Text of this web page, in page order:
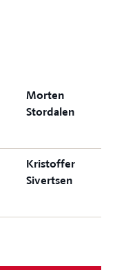
Morten
Stordalen
Kristoffer
Sivertsen